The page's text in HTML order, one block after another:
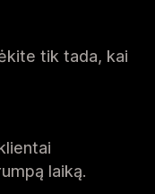
tik tada, kai
laiką.